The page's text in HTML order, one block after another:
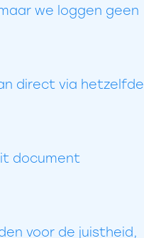
we loggen geen
direct via hetzelfde
document
voor de juistheid,